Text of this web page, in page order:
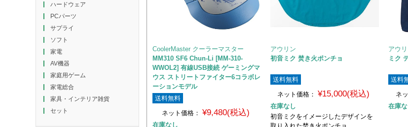
ハードウェア
PCパーツ
サプライ
ソフト
家電
AV機器
家庭用ゲーム
家電総合
家具・インテリア雑貨
セット
CoolerMaster クーラーマスター
MM310 SF6 Chun-Li [MM-310-
WWOL2] 有線USB接続 ゲーミングマ
ウス ストリートファイター6コラボレ
ーションモデル
送料無料
ネット価格： ¥9,480(税込)
在庫なし
アウリン
初音ミク 焚き火ポンチョ
送料無料
ネット価格：
¥15,000(税込)
在庫なし
初音ミクをイメージしたデザインを
アウ
ミク
送料
ネ
在庫